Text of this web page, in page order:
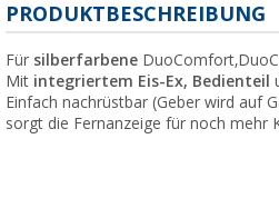
PRODUKTBESCHREIBUNG
Für silberfarbene
Mit integriertem Eis-Ex, Bedienteil
Einfach nachrüstbar (Geber wird auf
sorgt die Fernanzeige für noch mehr